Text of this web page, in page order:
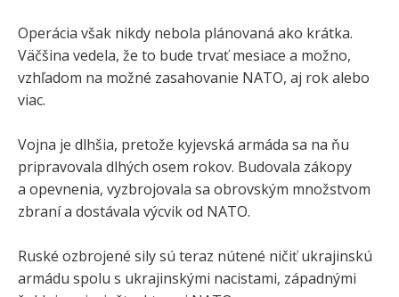
Operácia však nikdy nebola plánovaná ako krátka.
Väčšina vedela, že to bude trvať mesiace a možno,
vzhľadom na možné zasahovanie NATO, aj rok alebo
viac.
Vojna je dlhšia, pretože kyjevská armáda sa na ňu
pripravovala dlhých osem rokov. Budovala zákopy
a opevnenia, vyzbrojovala sa obrovským množstvom
zbraní a dostávala výcvik od NATO.
Ruské ozbrojené sily sú teraz nútené ničiť ukrajinskú
armádu spolu s ukrajinskými nacistami, západnými